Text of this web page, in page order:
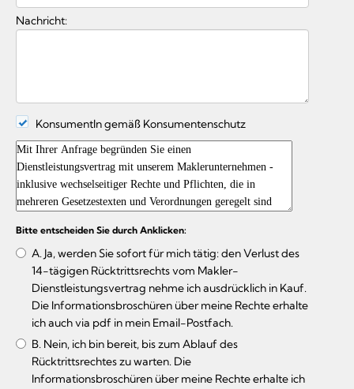
Nachricht:
KonsumentIn gemäß Konsumentenschutz
Bitte entscheiden Sie durch Anklicken:
A. Ja, werden Sie sofort für mich tätig: den Verlust des
14-tägigen Rücktrittsrechts vom Makler-
Dienstleistungsvertrag nehme ich ausdrücklich in Kauf.
Die Informationsbroschüren über meine Rechte erhalte
ich auch via pdf in mein Email-Postfach.
B. Nein, ich bin bereit, bis zum Ablauf des
Rücktrittsrechtes zu warten. Die
Informationsbroschüren über meine Rechte erhalte ich